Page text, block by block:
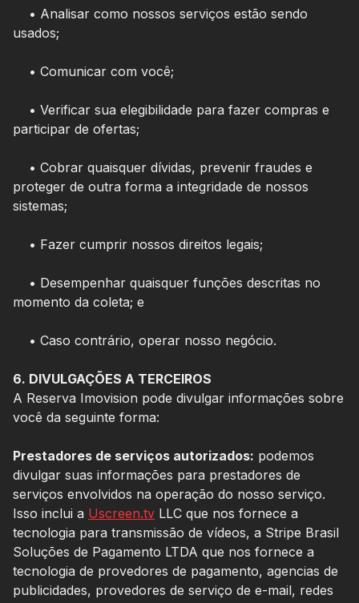
• Analisar como nossos serviços estão sendo
usados;
• Comunicar com você;
• Verificar sua elegibilidade para fazer compras e
participar de ofertas;
• Cobrar quaisquer dívidas, prevenir fraudes e
proteger de outra forma a integridade de nossos
sistemas;
• Fazer cumprir nossos direitos legais;
• Desempenhar quaisquer funções descritas no
momento da coleta; e
• Caso contrário, operar nosso negócio.
6. DIVULGAÇÕES A TERCEIROS
A Reserva Imovision pode divulgar informações sobre
você da seguinte forma:
Prestadores de serviços autorizados: podemos
divulgar suas informações para prestadores de
serviços envolvidos na operação do nosso serviço.
Isso inclui a Uscreen.tv LLC que nos fornece a
tecnologia para transmissão de vídeos, a Stripe Brasil
Soluções de Pagamento LTDA que nos fornece a
tecnologia de provedores de pagamento, agencias de
publicidades, provedores de serviço de e-mail, redes